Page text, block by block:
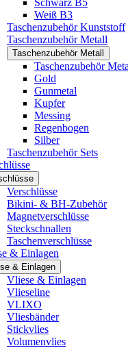
Schwarz B5
Weiß B3
Taschenzubehör Kunststoff
Taschenzubehör Metall
Taschenzubehör Metall
Taschenzubehör
Gold
Gunmetal
Kupfer
Messing
Regenbogen
Silber
Taschenzubehör Sets
Verschlüsse
Bikini- & BH-Zubehör
Magnetverschlüsse
Steckschnallen
Taschenverschlüsse
& Einlagen
& Einlagen
Vliese & Einlagen
Vlieseline
VLIXO
Vliesbänder
Stickvlies
Volumenvlies